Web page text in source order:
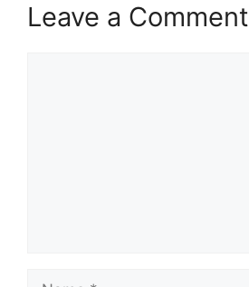
Leave a Comment
Name